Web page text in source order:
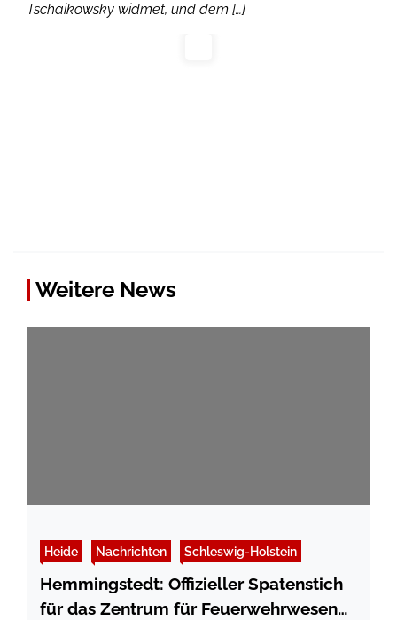
Tschaikowsky widmet, und dem […]
Weitere News
Heide Nachrichten Schleswig-Holstein
Hemmingstedt: Offizieller Spatenstich
für das Zentrum für Feuerwehrwesen